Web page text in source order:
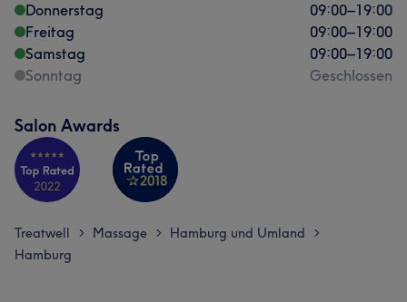
Donnerstag
09:00–19:00
Freitag
09:00–19:00
Samstag
09:00–19:00
Sonntag
Geschlossen
Salon Awards
Treatwell > Massage > Hamburg und Umland >
Hamburg